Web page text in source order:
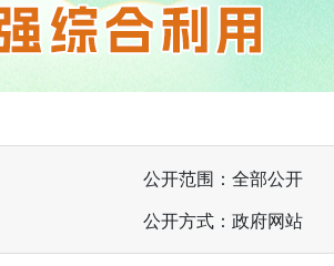
公开范围：全部公开
公开方式：政府网站